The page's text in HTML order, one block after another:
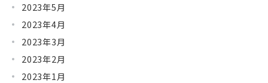
2023年5月
2023年4月
2023年3月
2023年2月
2023年1月